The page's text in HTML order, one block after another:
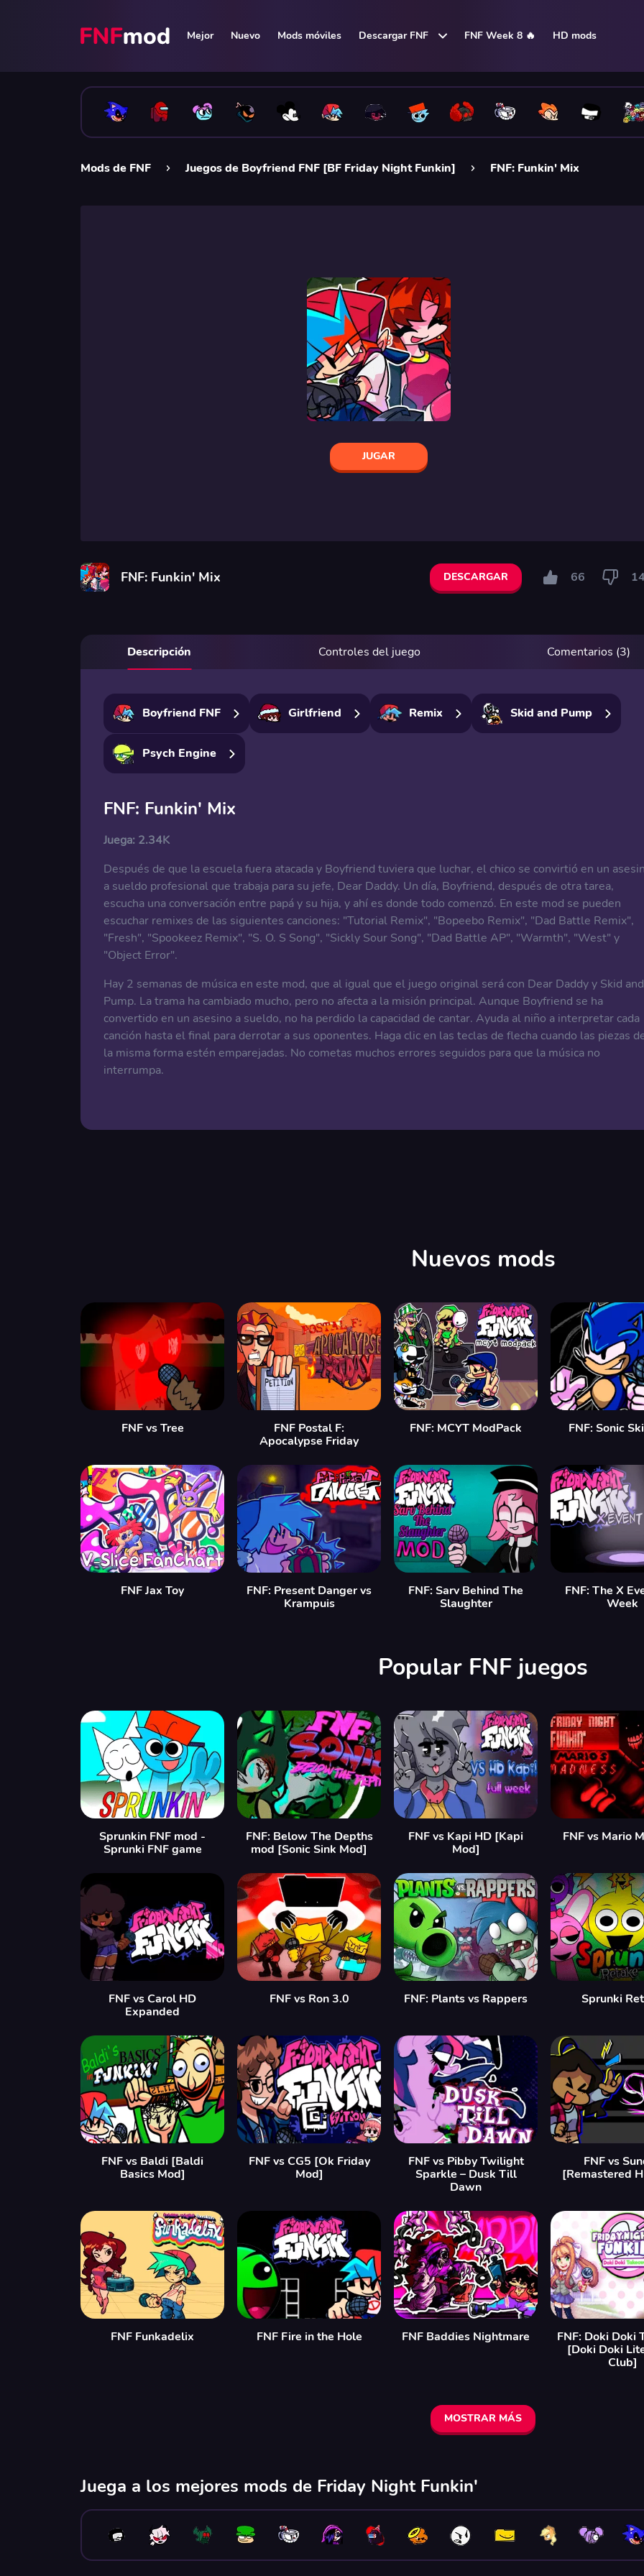
Mejor Nuevo Mods móviles Descargar FNF FNF Week 8 🔥 HD mods
Mods de FNF Juegos de Boyfriend FNF [BF Friday Night Funkin] FNF: Funkin' Mix
JUGAR
FNF: Funkin' Mix DESCARGAR 66
Descripción Controles del juego Comentarios (3)
Boyfriend FNF Girlfriend Remix Skid and Pump
Psych Engine
FNF: Funkin' Mix
Juega: 2.34K
Después de que la escuela fuera atacada y Boyfriend tuviera que luchar, el chico se convirtió en un
a sueldo profesional que trabaja para su jefe, Dear Daddy. Un día, Boyfriend, después de otra tarea,
escucha una conversación entre papá y su hija, y ahí es donde todo comenzó. En este mod se pueden
escuchar remixes de las siguientes canciones: "Tutorial Remix", "Bopeebo Remix", "Dad Battle Remix",
"Fresh", "Spookeez Remix", "S. O. S Song", "Sickly Sour Song", "Dad Battle AP", "Warmth", "West" y
"Object Error".
Hay 2 semanas de música en este mod, que al igual que el juego original será con Dear Daddy y Skid and
Pump. La trama ha cambiado mucho, pero no afecta a la misión principal. Aunque Boyfriend se ha
convertido en un asesino a sueldo, no ha perdido la capacidad de cantar. Ayuda al niño a interpretar cada
canción hasta el final para derrotar a sus oponentes. Haga clic en las teclas de flecha cuando las piezas
la misma forma estén emparejadas. No cometas muchos errores seguidos para que la música no
interrumpa.
Nuevos mods
FNF vs Tree
FNF Postal F:
Apocalypse Friday
FNF: MCYT ModPack FNF: Sonic
FNF Jax Toy
FNF: Present Danger vs
Krampuis
FNF: Sarv Behind The
Slaughter
FNF: The X
Week
Popular FNF juegos
Sprunkin FNF mod -
Sprunki FNF game
FNF: Below The Depths
mod [Sonic Sink Mod]
FNF vs Kapi HD [Kapi
Mod]
FNF vs Mario
FNF vs Carol HD
Expanded
FNF vs Ron 3.0 FNF: Plants vs Rappers Sprunki
FNF vs Baldi [Baldi
Basics Mod]
FNF vs CG5 [Ok Friday
Mod]
FNF vs Pibby Twilight
Sparkle – Dusk Till
Dawn
FNF vs
[Remastered
FNF Funkadelix FNF Fire in the Hole FNF Baddies Nightmare
FNF: Doki Doki
[Doki Doki
Club]
MOSTRAR MÁS
Juega a los mejores mods de Friday Night Funkin'